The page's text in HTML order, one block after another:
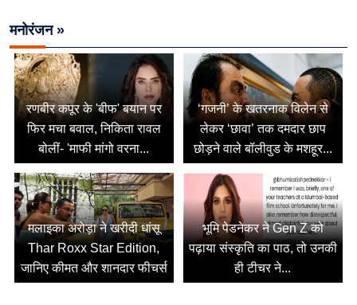
मनोरंजन »
रणबीर कपूर के 'बीफ' बयान पर
फिर मचा बवाल, निकिता रावल
बोलीं- 'माफी मांगो वरना...
‘गजनी’ के खतरनाक विलेन से
लेकर ‘छावा’ तक दमदार छाप
छोड़ने वाले बॉलीवुड के मशहूर...
मलाइका अरोड़ा ने खरीदी धांसू
Thar Roxx Star Edition,
जानिए कीमत और शानदार फीचर्स
भूमि पेडनेकर ने Gen Z को
पढ़ाया संस्कृति का पाठ, तो उनकी
ही टीचर ने...